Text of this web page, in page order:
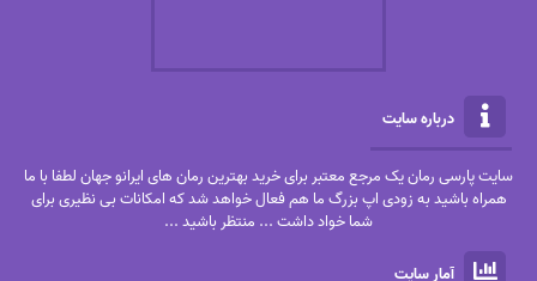
درباره سایت
سایت پارسی رمان یک مرجع معتبر برای خرید بهترین رمان های ایرانو جهان لطفا با ما
همراه باشید به زودی اپ بزرگ ما هم فعال خواهد شد که امکانات بی نظیری برای
شما خواد داشت ... منتظر باشید ...
آمار سایت